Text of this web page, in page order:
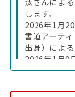
します。
2026年1月
書道アーテ
出身）によ
2026年1月9
た。